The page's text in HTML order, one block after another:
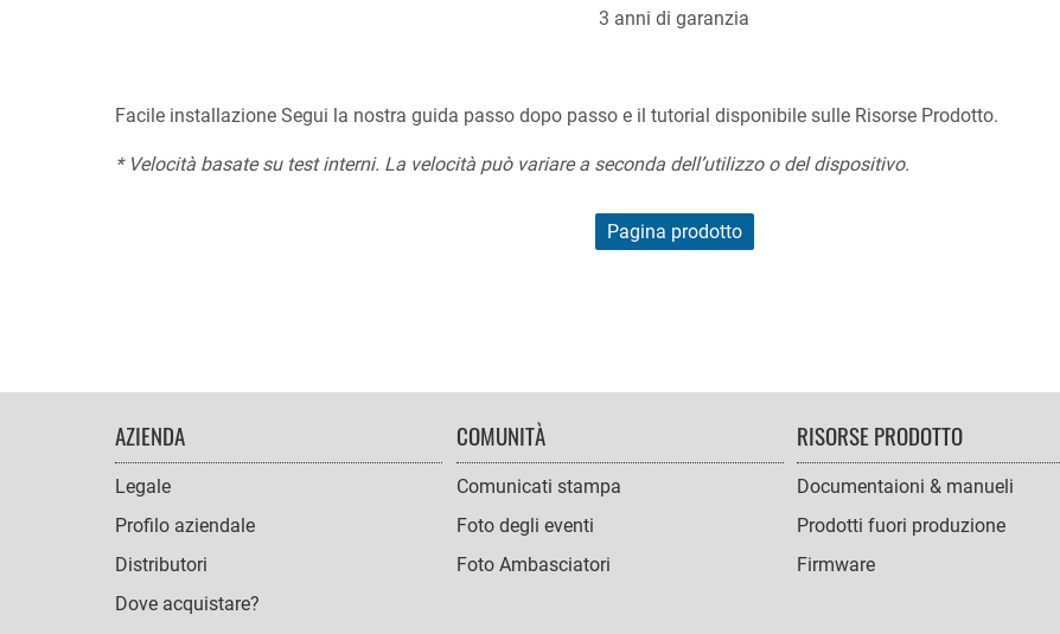
3 anni di garanzia
Facile installazione Segui la nostra guida passo dopo passo e il tutorial disponibile sulle Risorse Prodotto.
* Velocità basate su test interni. La velocità può variare a seconda dell’utilizzo o del dispositivo.
Pagina prodotto
FOOTER
NAVIGATION
AZIENDA
Legale
Profilo aziendale
Distributori
Dove acquistare?
COMUNITÀ
Comunicati stampa
Foto degli eventi
Foto Ambasciatori
RISORSE PRODOTTO
Documentaioni & manueli
Prodotti fuori produzione
Firmware